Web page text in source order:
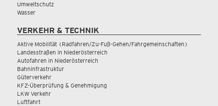
Umweltschutz
Wasser
VERKEHR & TECHNIK
Aktive Mobilität (Radfahren/Zu-Fuß-Gehen/Fahrgemeinschaften)
Landesstraßen in Niederösterreich
Autofahren in Niederösterreich
Bahninfrastruktur
Güterverkehr
KFZ-Überprüfung & Genehmigung
LKW Verkehr
Luftfahrt